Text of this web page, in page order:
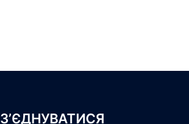
З’ЄДНУВАТИСЯ